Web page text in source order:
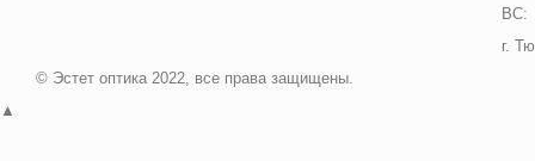
г.
© Эстет оптика 2022, все права защищены.
▲